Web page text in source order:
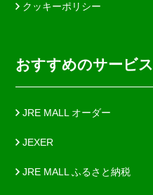
クッキーポリシー
おすすめのサービス
JRE MALL オーダー
JEXER
JRE MALL ふるさと納税